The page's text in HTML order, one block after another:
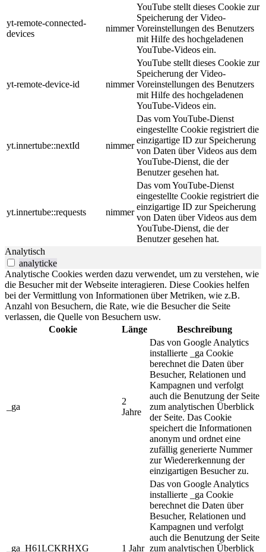
yt-remote-connected-
devices
nimmer
YouTube stellt dieses Cookie zur
Speicherung der Video-
Voreinstellungen des Benutzers
mit Hilfe des hochgeladenen
YouTube-Videos ein.
yt-remote-device-id nimmer
YouTube stellt dieses Cookie zur
Speicherung der Video-
Voreinstellungen des Benutzers
mit Hilfe des hochgeladenen
YouTube-Videos ein.
yt.innertube::nextId nimmer
Das vom YouTube-Dienst
eingestellte Cookie registriert die
einzigartige ID zur Speicherung
von Daten über Videos aus dem
YouTube-Dienst, die der
Benutzer gesehen hat.
yt.innertube::requests nimmer
Das vom YouTube-Dienst
eingestellte Cookie registriert die
einzigartige ID zur Speicherung
von Daten über Videos aus dem
YouTube-Dienst, die der
Benutzer gesehen hat.
Analytisch
analyticke
Analytische Cookies werden dazu verwendet, um zu verstehen, wie
die Besucher mit der Webseite interagieren. Diese Cookies helfen
bei der Vermittlung von Informationen über Metriken, wie z.B.
Anzahl von Besuchern, die Rate, wie die Besucher die Seite
verlassen, die Quelle von Besuchern usw.
Cookie
Länge Beschreibung
_ga
2
Jahre
Das von Google Analytics
installierte _ga Cookie
berechnet die Daten über
Besucher, Relationen und
Kampagnen und verfolgt
auch die Benutzung der Seite
zum analytischen Überblick
der Seite. Das Cookie
speichert die Informationen
anonym und ordnet eine
zufällig generierte Nummer
zur Wiedererkennung der
einzigartigen Besucher zu.
_ga_H61LCKRHXG 1 Jahr
Das von Google Analytics
installierte _ga Cookie
berechnet die Daten über
Besucher, Relationen und
Kampagnen und verfolgt
auch die Benutzung der Seite
zum analytischen Überblick